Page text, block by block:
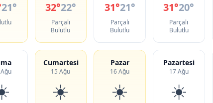
21° 32°22°
Parçalı
Bulutlu
31°21°
Parçalı
Bulutlu
31°20°
Parçalı
Bulutlu
Cumartesi
15 Ağu
☀️
Pazar
16 Ağu
☀️
Pazartesi
17 Ağu
☀️